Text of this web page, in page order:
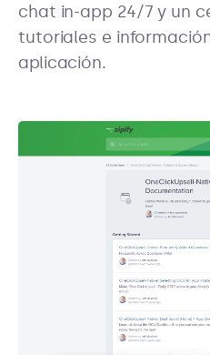
chat in-app 24/7 y un
tutoriales e
aplicación.